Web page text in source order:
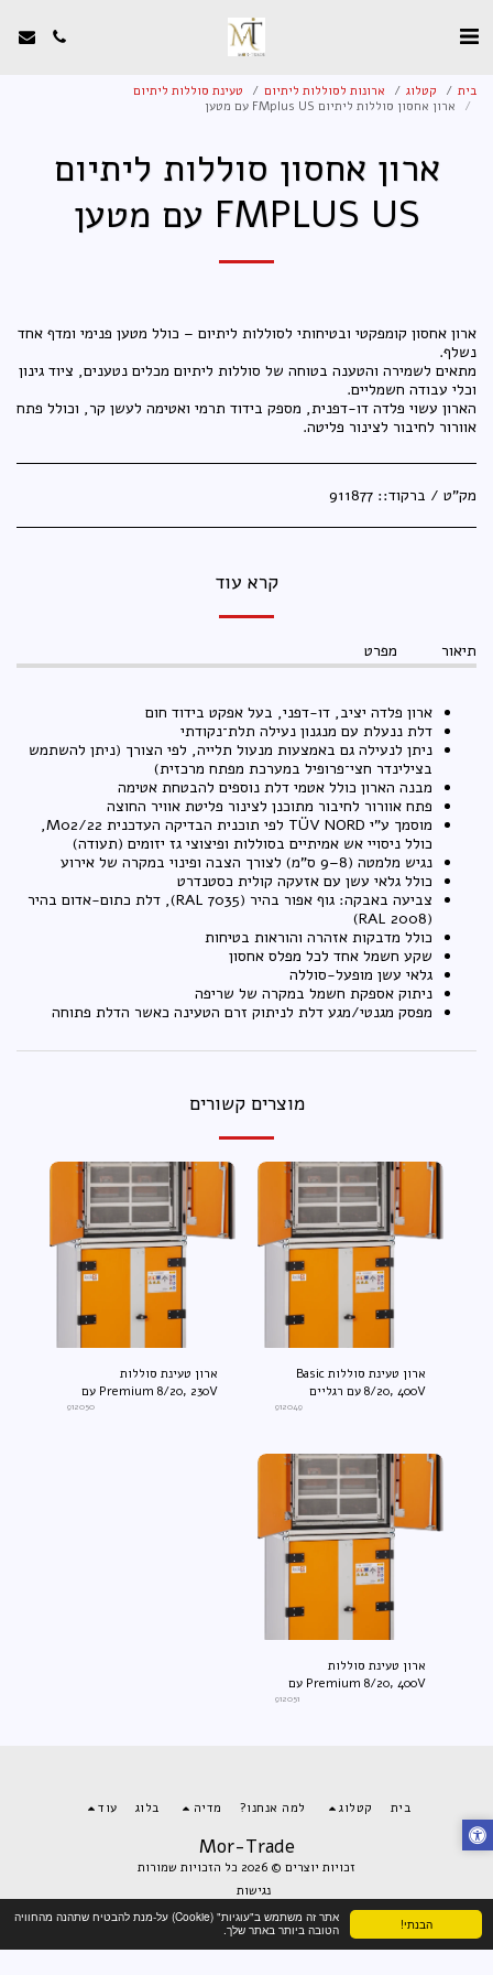
הבנתי!
אתר זה משתמש ב"עוגיות" (Cookie) על-מנת להבטיח שתהנה מהחוויה
הטובה ביותר באתר שלך.
בית קטלוג ארונות לסוללות ליתיום
טעינת סוללות ליתיום
ארון אחסון סוללות ליתיום FMplus US עם מטען
ארון אחסון סוללות ליתיום
FMPLUS US עם מטען
ארון אחסון קומפקטי ובטיחותי לסוללות ליתיום – כולל מטען פנימי ומדף אחד
מתאים לשמירה והטענה בטוחה של סוללות ליתיום מכלים נטענים, ציוד גינון
הארון עשוי פלדה דו-דפנית, מספק בידוד תרמי ואטימה לעשן קר, וכולל פתח
אוורור לחיבור לצינור פליטה.
מק"ט / ברקוד:: 911877
קרא עוד
תיאור מפרט
ארון פלדה יציב, דו-דפני, בעל אפקט בידוד חום
דלת ננעלת עם מנגנון נעילה תלת־נקודתי
ניתן לנעילה גם באמצעות מנעול תלייה, לפי הצורך (ניתן להשתמש
בצילינדר חצי־פרופיל במערכת מפתח מרכזית)
מבנה הארון כולל אטמי דלת נוספים להבטחת אטימה
פתח אוורור לחיבור מתוכנן לצינור פליטת אוויר החוצה
מוסמך ע"י TÜV NORD לפי תוכנית הבדיקה העדכנית M02/22,
כולל ניסויי אש אמיתיים בסוללות ופיצוצי גז יזומים (תעודה)
נגיש מלמטה (8–9 ס"מ) לצורך הצבה ופינוי במקרה של אירוע
כולל גלאי עשן עם אזעקה קולית כסטנדרט
צביעה באבקה: גוף אפור בהיר (RAL 7035), דלת כתום-אדום בהיר
(RAL 2008)
כולל מדבקות אזהרה והוראות בטיחות
שקע חשמל אחד לכל מפלס אחסון
גלאי עשן מופעל-סוללה
ניתוק אספקת חשמל במקרה של שריפה
מפסק מגנטי/מגע דלת לניתוק זרם הטעינה כאשר הדלת פתוחה
מוצרים קשורים
ארון טעינת סוללות Basic
8/20, 400V עם רגליים
912049
ארון טעינת סוללות
Premium 8/20, 230V עם
912050
ארון טעינת סוללות
Premium 8/20, 400V עם
912051
Mor-Trade
זכויות יוצרים © 2026 כל הזכויות שמורות
נגישות
בית קטלוג למה אנחנו? מדיה בלוג עוד